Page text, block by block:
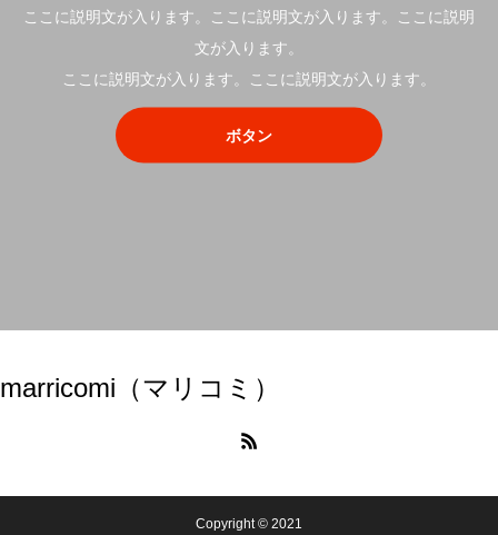
ここに説明文が入ります。ここに説明文が入ります。ここに説明
文が入ります。
ここに説明文が入ります。ここに説明文が入ります。
ボタン
marricomi（マリコミ）
Copyright © 2021